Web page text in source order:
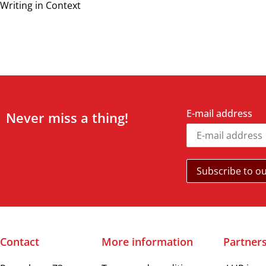
Writing in Context
Never miss a thing! E-mail address
Contact More information Partners